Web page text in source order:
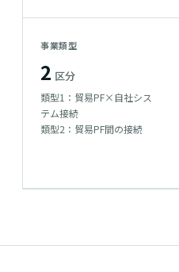
事業類型
2 区分
類型1：貿易PF×自社シス
テム接続
類型2：貿易PF間の接続